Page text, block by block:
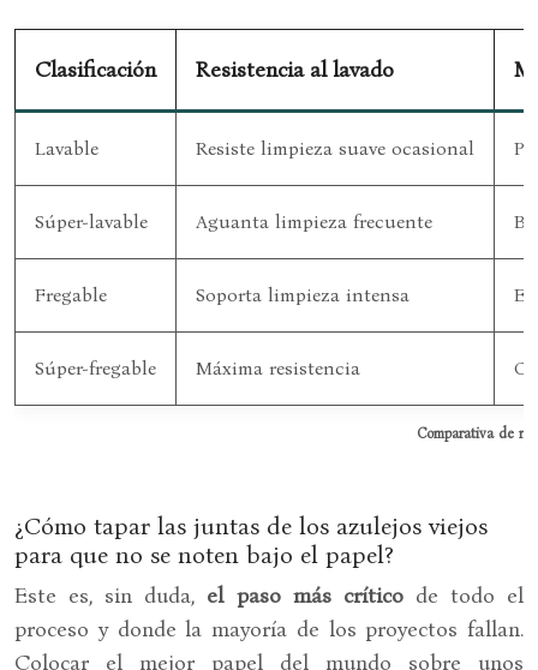
Comparativa de
Clasificación Resistencia al lavado
Lavable Resiste limpieza suave ocasional
Súper-lavable Aguanta limpieza frecuente
Fregable Soporta limpieza intensa
Súper-fregable Máxima resistencia
¿Cómo tapar las juntas de los azulejos viejos
para que no se noten bajo el papel?
Este es, sin duda, el paso más críticode todo el
proceso y donde la mayoría de los proyectos fallan.
Colocar el mejor papel del mundo sobre unos